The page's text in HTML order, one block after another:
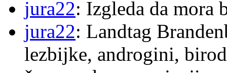
jura22: Izgleda da mora
jura22: Landtag
lezbijke, androgini,